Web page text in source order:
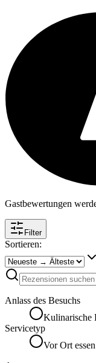
Gastbewertungen
Filter
Sortieren:
Anlass des Besuchs
Kulinarische
Servicetyp
Vor Ort essen